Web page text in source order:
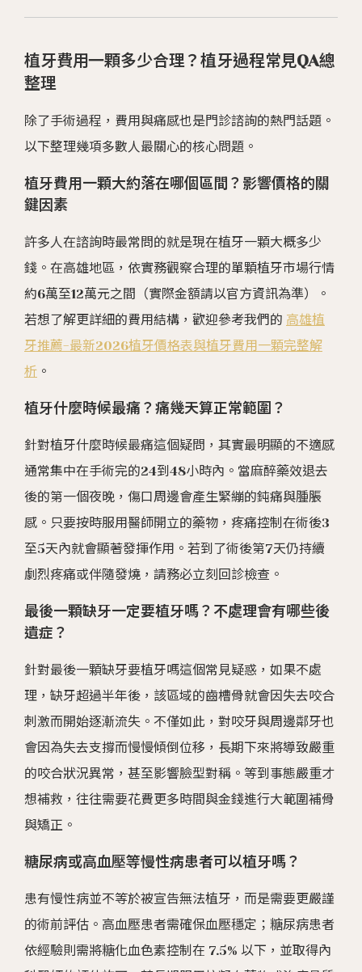
植牙費用一顆多少合理？植牙過程常見QA總
整理
除了手術過程，費用與痛感也是門診諮詢的熱門話題。
以下整理幾項多數人最關心的核心問題。
植牙費用一顆大約落在哪個區間？影響價格的關
鍵因素
許多人在諮詢時最常問的就是現在植牙一顆大概多少
錢。在高雄地區，依實務觀察合理的單顆植牙市場行情
約6萬至12萬元之間（實際金額請以官方資訊為準）。
若想了解更詳細的費用結構，歡迎參考我們的 高雄植
牙推薦-最新2026植牙價格表與植牙費用一顆完整解
析 。
植牙什麼時候最痛？痛幾天算正常範圍？
針對植牙什麼時候最痛這個疑問，其實最明顯的不適感
通常集中在手術完的24到48小時內。當麻醉藥效退去
後的第一個夜晚，傷口周邊會產生緊繃的鈍痛與腫脹
感。只要按時服用醫師開立的藥物，疼痛控制在術後3
至5天內就會顯著發揮作用。若到了術後第7天仍持續
劇烈疼痛或伴隨發燒，請務必立刻回診檢查。
最後一顆缺牙一定要植牙嗎？不處理會有哪些後
遺症？
針對最後一顆缺牙要植牙嗎這個常見疑惑，如果不處
理，缺牙超過半年後，該區域的齒槽骨就會因失去咬合
刺激而開始逐漸流失。不僅如此，對咬牙與周邊鄰牙也
會因為失去支撐而慢慢傾倒位移，長期下來將導致嚴重
的咬合狀況異常，甚至影響臉型對稱。等到事態嚴重才
想補救，往往需要花費更多時間與金錢進行大範圍補骨
與矯正。
糖尿病或高血壓等慢性病患者可以植牙嗎？
患有慢性病並不等於被宣告無法植牙，而是需要更嚴謹
的術前評估。高血壓患者需確保血壓穩定；糖尿病患者
依經驗則需將糖化血色素控制在 7.5% 以下，並取得內